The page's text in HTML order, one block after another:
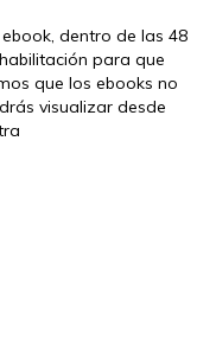
dentro de las 48
para que
que los ebooks no
visualizar desde